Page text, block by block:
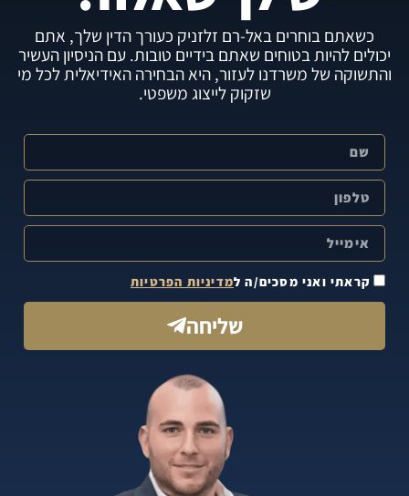
כשאתם בוחרים באל-רם זלזניק כעורך הדין שלך, אתם
יכולים להיות בטוחים שאתם בידיים טובות. עם הניסיון העשיר
והתשוקה של משרדנו לעזור, היא הבחירה האידיאלית לכל מי
שזקוק לייצוג משפטי.
קראתי ואני מסכים/ה למדיניות הפרטיות
שליחה